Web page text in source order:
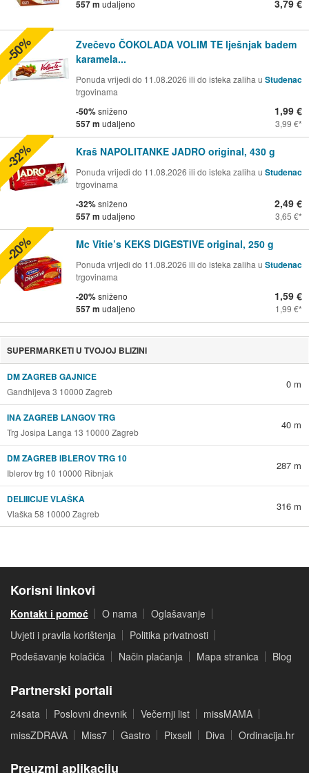
557 m udaljeno 3,79 €
Zvečevo ČOKOLADA VOLIM TE lješnjak badem
karamela...
Ponuda vrijedi do 11.08.2026 ili do isteka zaliha u Studenac
trgovinama
-50%sniženo
557 m udaljeno
1,99 €
3,99 €
-50%
Kraš NAPOLITANKE JADRO original, 430 g
Ponuda vrijedi do 11.08.2026 ili do isteka zaliha u Studenac
trgovinama
-32%sniženo
557 m udaljeno
2,49 €
3,65 €
-32%
Mc Vitie’s KEKS DIGESTIVE original, 250 g
Ponuda vrijedi do 11.08.2026 ili do isteka zaliha u Studenac
trgovinama
-20%sniženo
557 m udaljeno
1,59 €
1,99 €
-20%
SUPERMARKETI U TVOJOJ BLIZINI
DM ZAGREB GAJNICE
Gandhijeva 3 10000 Zagreb
0 m
INA ZAGREB LANGOV TRG
Trg Josipa Langa 13 10000 Zagreb
40 m
DM ZAGREB IBLEROV TRG 10
Iblerov trg 10 10000 Ribnjak
287 m
DELIIICIJE VLAŠKA
Vlaška 58 10000 Zagreb
316 m
Korisni linkovi
Kontakt i pomoć O nama
Oglašavanje
Uvjeti i pravila korištenja
Politika privatnosti
Podešavanje kolačića
Način plaćanja Mapa stranica Blog
Partnerski portali
24sata Poslovni dnevnik Večernji list
missMAMA
missZDRAVA
Miss7 Gastro Pixsell Diva Ordinacija.hr
Preuzmi aplikaciju